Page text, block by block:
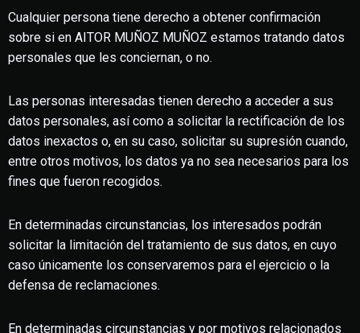
Cualquier persona tiene derecho a obtener confirmación
sobre si en AITOR MUÑOZ MUÑOZ estamos tratando datos
personales que les conciernan, o no.
Las personas interesadas tienen derecho a acceder a sus
datos personales, así como a solicitar la rectificación de los
datos inexactos o, en su caso, solicitar su supresión cuando,
entre otros motivos, los datos ya no sea necesarios para los
fines que fueron recogidos.
En determinadas circunstancias, los interesados podrán
solicitar la limitación del tratamiento de sus datos, en cuyo
caso únicamente los conservaremos para el ejercicio o la
defensa de reclamaciones.
En determinadas circunstancias y por motivos relacionados